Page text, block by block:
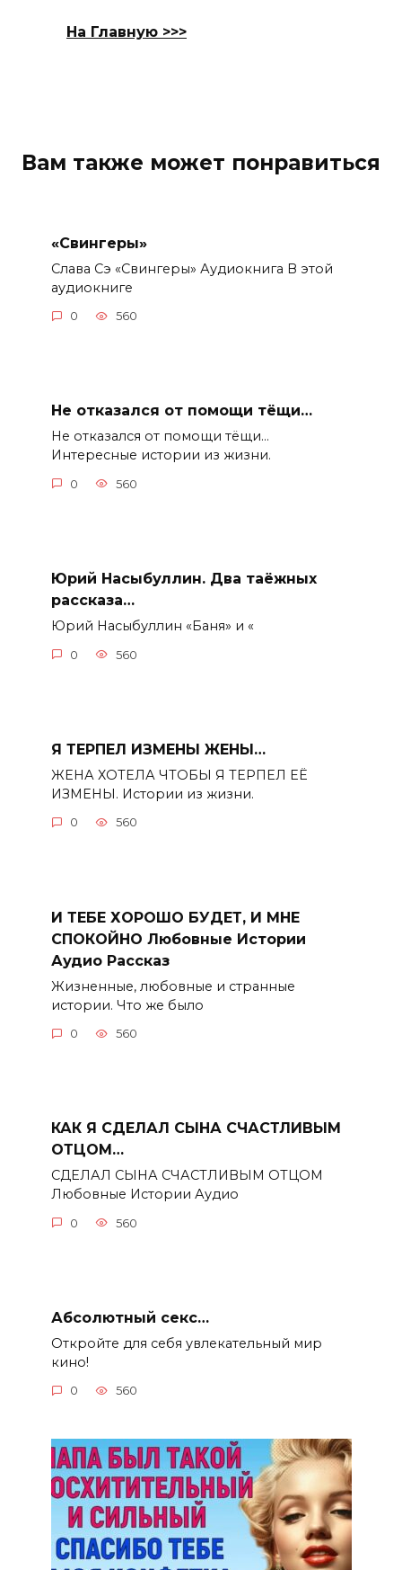
На Главную >>>
Вам также может понравиться
«Свингеры»
Слава Сэ «Свингеры» Аудиокнига В этой
аудиокниге
0 560
Не отказался от помощи тёщи…
Не отказался от помощи тёщи…
Интересные истории из жизни.
0 560
Юрий Насыбуллин. Два таёжных
рассказа…
Юрий Насыбуллин «Баня» и «
0 560
Я ТЕРПЕЛ ИЗМЕНЫ ЖЕНЫ…
ЖЕНА ХОТЕЛА ЧТОБЫ Я ТЕРПЕЛ ЕЁ
ИЗМЕНЫ. Истории из жизни.
0 560
И ТЕБЕ ХОРОШО БУДЕТ, И МНЕ
СПОКОЙНО Любовные Истории
Аудио Рассказ
Жизненные, любовные и странные
истории. Что же было
0 560
КАК Я СДЕЛАЛ СЫНА СЧАСТЛИВЫМ
ОТЦОМ…
СДЕЛАЛ СЫНА СЧАСТЛИВЫМ ОТЦОМ
Любовные Истории Аудио
0 560
Абсолютный секс…
Откройте для себя увлекательный мир
кино!
0 560